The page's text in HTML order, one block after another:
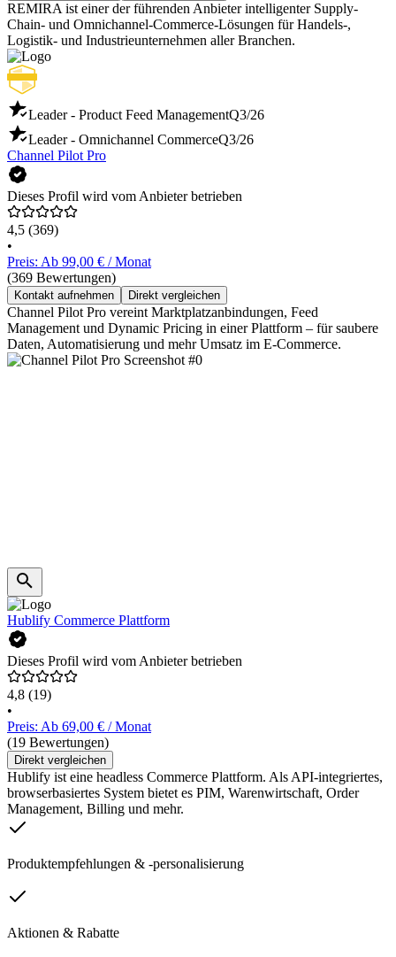
REMIRA ist einer der führenden Anbieter intelligenter Supply-
Chain- und Omnichannel-Commerce-Lösungen für Handels-,
Logistik- und Industrieunternehmen aller Branchen.
Leader - Product Feed ManagementQ3/26
Leader - Omnichannel CommerceQ3/26
Channel Pilot Pro
Dieses Profil wird vom Anbieter betrieben
4,5 (369)
•
Preis: Ab 99,00 € / Monat
(369 Bewertungen)
Kontakt aufnehmen Direkt vergleichen
Channel Pilot Pro vereint Marktplatzanbindungen, Feed
Management und Dynamic Pricing in einer Plattform – für saubere
Daten, Automatisierung und mehr Umsatz im E‑Commerce.
Hublify Commerce Plattform
Dieses Profil wird vom Anbieter betrieben
4,8 (19)
•
Preis: Ab 69,00 € / Monat
(19 Bewertungen)
Direkt vergleichen
Hublify ist eine headless Commerce Plattform. Als API-integriertes,
browserbasiertes System bietet es PIM, Warenwirtschaft, Order
Management, Billing und mehr.
Produktempfehlungen & -personalisierung
Aktionen & Rabatte